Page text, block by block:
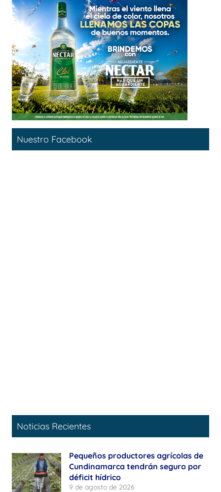
Nuestro Facebook
Noticias Recientes
Pequeños productores agrícolas de
Cundinamarca tendrán seguro por
déficit hídrico
9 de agosto de 2026